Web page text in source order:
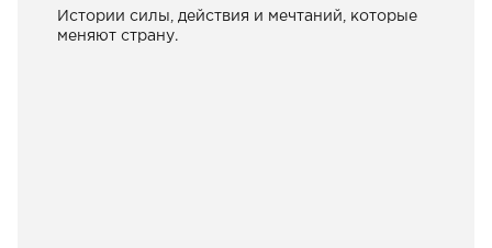
Истории силы, действия и мечтаний, которые
меняют страну.